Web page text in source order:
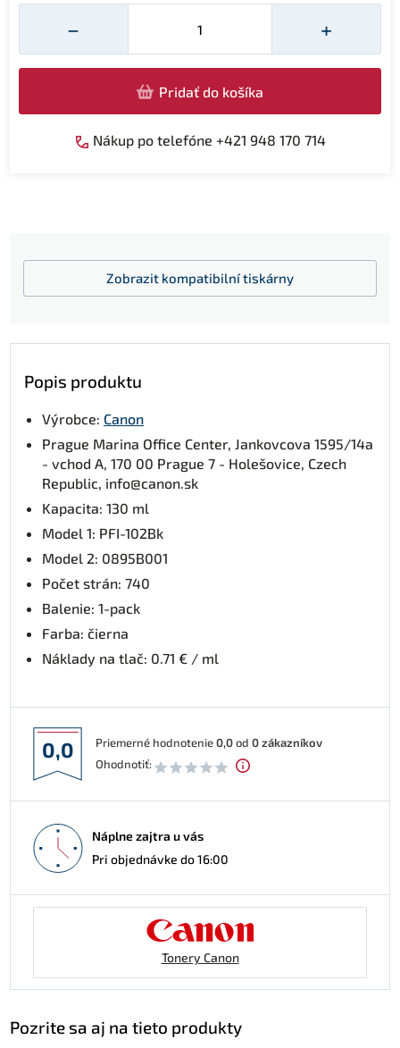
−
Množství
+
Pridať do košíka
Nákup po telefóne +421 948 170 714
Zobrazit kompatibilní tiskárny
Popis produktu
Výrobce: Canon
Prague Marina Office Center, Jankovcova 1595/14a
- vchod A, 170 00 Prague 7 - Holešovice, Czech
Republic, info@canon.sk
Kapacita: 130 ml
Model 1: PFI-102Bk
Model 2: 0895B001
Počet strán: 740
Balenie: 1-pack
Farba: čierna
Náklady na tlač: 0.71 € / ml
0,0 Priemerné hodnotenie0,0od 0zákazníkov
Ohodnotiť:
Náplne zajtra u vás
Pri objednávke do 16:00
Tonery Canon
Pozrite sa aj na tieto produkty